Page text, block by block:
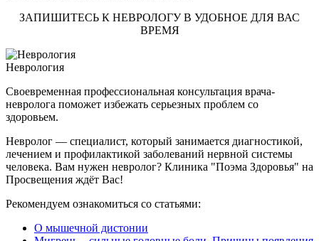
ЗАПИШИТЕСЬ К НЕВРОЛОГУ В УДОБНОЕ ДЛЯ ВАС
ВРЕМЯ
Неврология
Своевременная профессиональная консультация врача-
невролога поможет избежать серьезных проблем со
здоровьем.
Невролог — специалист, который занимается диагностикой,
лечением и профилактикой заболеваний нервной системы
человека. Вам нужен невролог? Клиника "Поэма Здоровья" на
Просвещения ждёт Вас!
Рекомендуем ознакомиться со статьями:
О мышечной дистонии